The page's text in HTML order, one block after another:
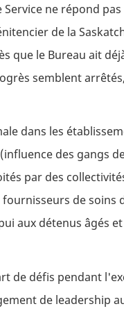
ne répond
de la
que le Bureau ait
semblent
dans les
des gangs
par des
de
aux détenus âgés
de défis pendant
de